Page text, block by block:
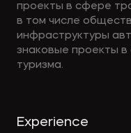
проекты в сфере
в том числе
инфраструктуры
знаковые проекты в
туризма.
Experience